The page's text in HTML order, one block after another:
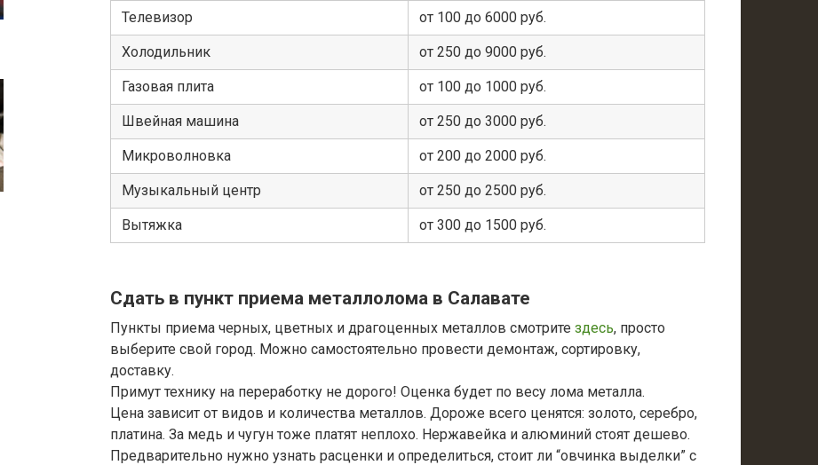
Телевизор от 100 до 6000 руб.
Холодильник от 250 до 9000 руб.
Газовая плита от 100 до 1000 руб.
Швейная машина от 250 до 3000 руб.
Микроволновка от 200 до 2000 руб.
Музыкальный центр от 250 до 2500 руб.
Вытяжка от 300 до 1500 руб.
Сдать в пункт приема металлолома в Салавате
Пункты приема черных, цветных и драгоценных металлов смотрите здесь, просто
выберите свой город. Можно самостоятельно провести демонтаж, сортировку,
доставку.
Примут технику на переработку не дорого! Оценка будет по весу лома металла.
Цена зависит от видов и количества металлов. Дороже всего ценятся: золото, серебро,
платина. За медь и чугун тоже платят неплохо. Нержавейка и алюминий стоят дешево.
Предварительно нужно узнать расценки и определиться, стоит ли “овчинка выделки” с